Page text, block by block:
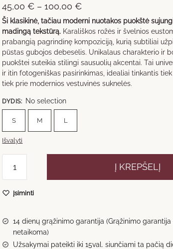
45,00€ – 100,00€Price
range:
45,00 €
through
100,00 €
Ši klasikinė, tačiau moderni nuotakos puokštė
madingą tekstūrą. Karališkos rožės ir švelnios
prabangią pagrindinę kompoziciją, kurią subtiliai
pūstas gubojos debesėlis. Unikalaus charakterio ir
puokštei suteikia stilingi sausuolių akcentai. Tai
ir itin fotogeniškas pasirinkimas, idealiai tinkantis
tiek prie modernios vestuvinės suknelės.
DYDIS: No selection
S M L
Išvalyti
kiekis:
puokštė
Į KREPŠELĮ
Įsiminti
14 dienų grąžinimo garantija (Grąžinimo
netaikoma)
Užsakymai pateikti iki 15val. siunčiami ta pačią